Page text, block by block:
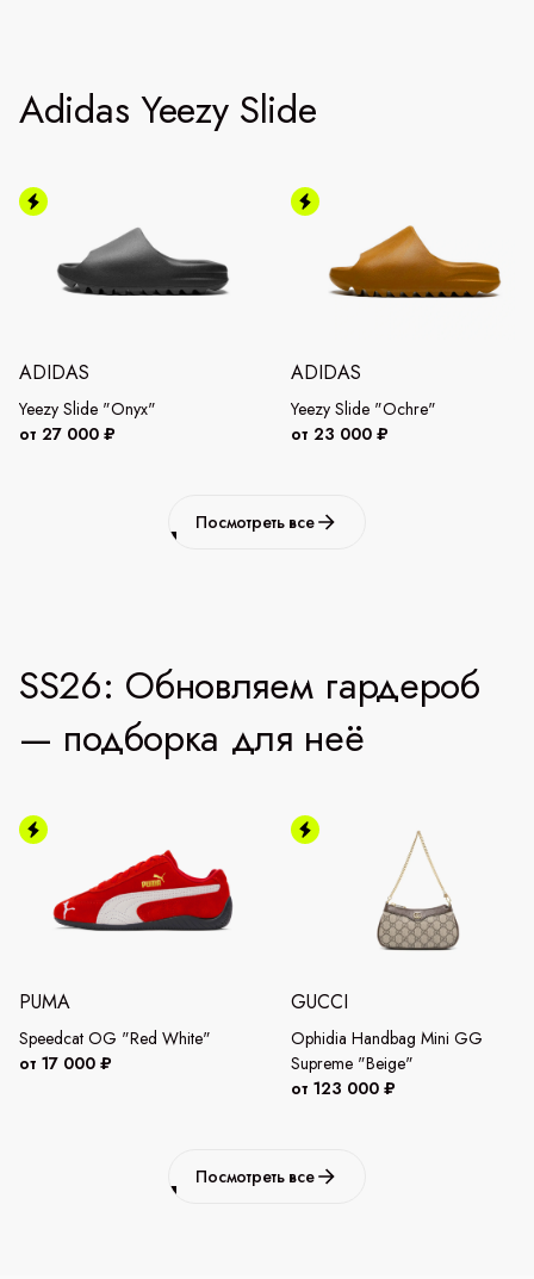
Adidas Yeezy Slide
ADIDAS
Yeezy Slide "Onyx"
от 27 000 ₽
ADIDAS
Yeezy Slide "Ochre"
от 23 000 ₽
Посмотреть все
SS26: Обновляем гардероб
— подборка для неё
PUMA
Speedcat OG "Red White"
от 17 000 ₽
GUCCI
Ophidia Handbag Mini GG
Supreme "Beige"
от 123 000 ₽
Посмотреть все